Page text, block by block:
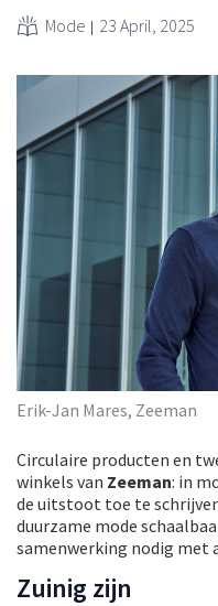
Mode 23 April, 2025
Erik-Jan Mares, Zeeman
Circulaire producten en
winkels van Zeeman: in
de uitstoot toe te
duurzame mode
samenwerking nodig met
Zuinig zijn